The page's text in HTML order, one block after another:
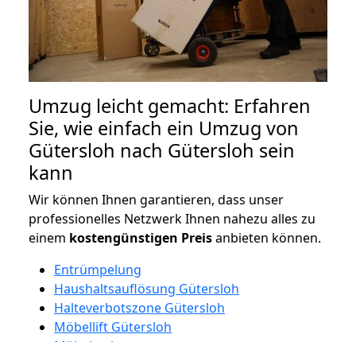
Umzug leicht gemacht: Erfahren
Sie, wie einfach ein Umzug von
Gütersloh nach Gütersloh sein
kann
Wir können Ihnen garantieren, dass unser
professionelles Netzwerk Ihnen nahezu alles zu
einem kostengünstigen Preisanbieten können.
Entrümpelung
Haushaltsauflösung Gütersloh
Halteverbotszone Gütersloh
Möbellift Gütersloh